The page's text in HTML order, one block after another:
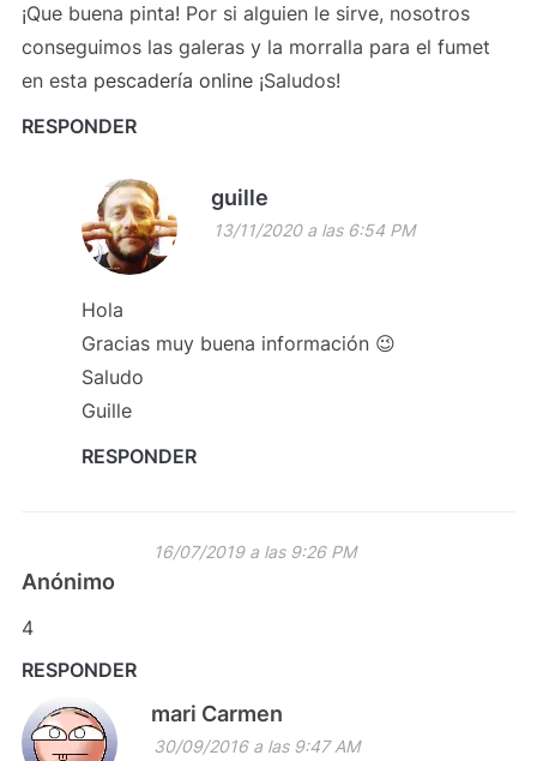
¡Que buena pinta! Por si alguien le sirve, nosotros
conseguimos las galeras y la morralla para el fumet
en esta pescadería online¡Saludos!
RESPONDER
guille
13/11/2020 a las 6:54 PM
Hola
Gracias muy buena información 😉
Saludo
Guille
RESPONDER
Anónimo
16/07/2019 a las 9:26 PM
4
RESPONDER
mari Carmen
30/09/2016 a las 9:47 AM